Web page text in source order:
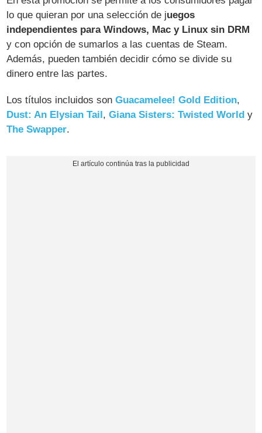
lo que quieran por una selección de juegos
independientes para Windows, Mac y Linux sin DRM
y con opción de sumarlos a las cuentas de Steam.
Además, pueden también decidir cómo se divide su
dinero entre las partes.
Los títulos incluidos sonGuacamelee! Gold Edition,
Dust: An Elysian Tail, Giana Sisters: Twisted World y
The Swapper.